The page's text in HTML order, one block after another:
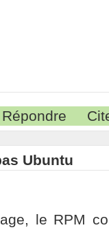
Répondre
Ubuntu
le RPM